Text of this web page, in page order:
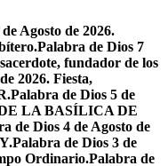
Agosto de 2026.
Palabra de Dios 7
fundador de los
2026. Fiesta,
Palabra de Dios 5 de
LA BASÍLICA DE
de Dios 4 de Agosto de
Palabra de Dios 3 de
Ordinario.Palabra de